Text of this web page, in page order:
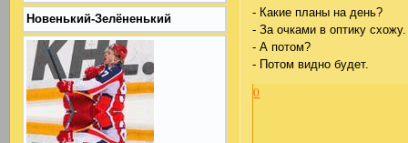
Новенький-Зелёненький
- Какие планы на день?
- За очками в оптику схожу.
- А потом?
- Потом видно будет.
0